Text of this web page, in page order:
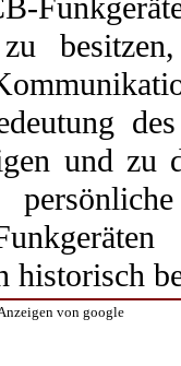
zu
und zu
historisch
von google